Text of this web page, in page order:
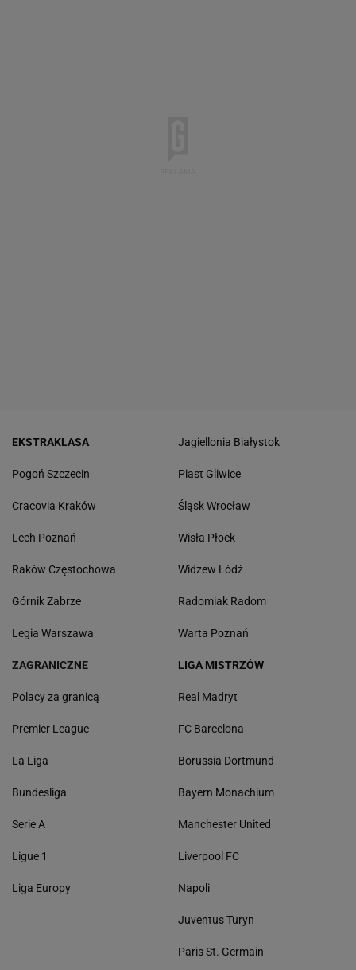
EKSTRAKLASA
Pogoń Szczecin
Cracovia Kraków
Lech Poznań
Raków Częstochowa
Górnik Zabrze
Legia Warszawa
Jagiellonia Białystok
Piast Gliwice
Śląsk Wrocław
Wisła Płock
Widzew Łódź
Radomiak Radom
Warta Poznań
ZAGRANICZNE
Polacy za granicą
Premier League
La Liga
Bundesliga
Serie A
Ligue 1
Liga Europy
LIGA MISTRZÓW
Real Madryt
FC Barcelona
Borussia Dortmund
Bayern Monachium
Manchester United
Liverpool FC
Napoli
Juventus Turyn
Paris St. Germain